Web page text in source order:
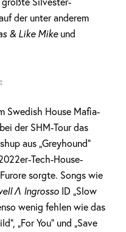
der unter anderem
& Like Mikeund
Swedish House Mafia-
der SHM-Tour das
aus „Greyhound“
Tech-House-
sorgte. Songs wie
Λ Ingrosso ID „Slow
wenig fehlen wie das
„For You“ und „Save